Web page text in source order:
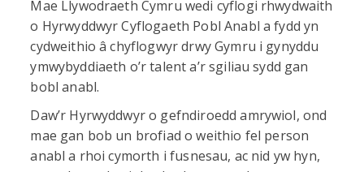
Mae Llywodraeth Cymru wedi cyflogi rhwydwaith
o Hyrwyddwyr Cyflogaeth Pobl Anabl a fydd yn
cydweithio â chyflogwyr drwy Gymru i gynyddu
ymwybyddiaeth o’r talent a’r sgiliau sydd gan
bobl anabl.
Daw’r Hyrwyddwyr o gefndiroedd amrywiol, ond
mae gan bob un brofiad o weithio fel person
anabl a rhoi cymorth i fusnesau, ac nid yw hyn,